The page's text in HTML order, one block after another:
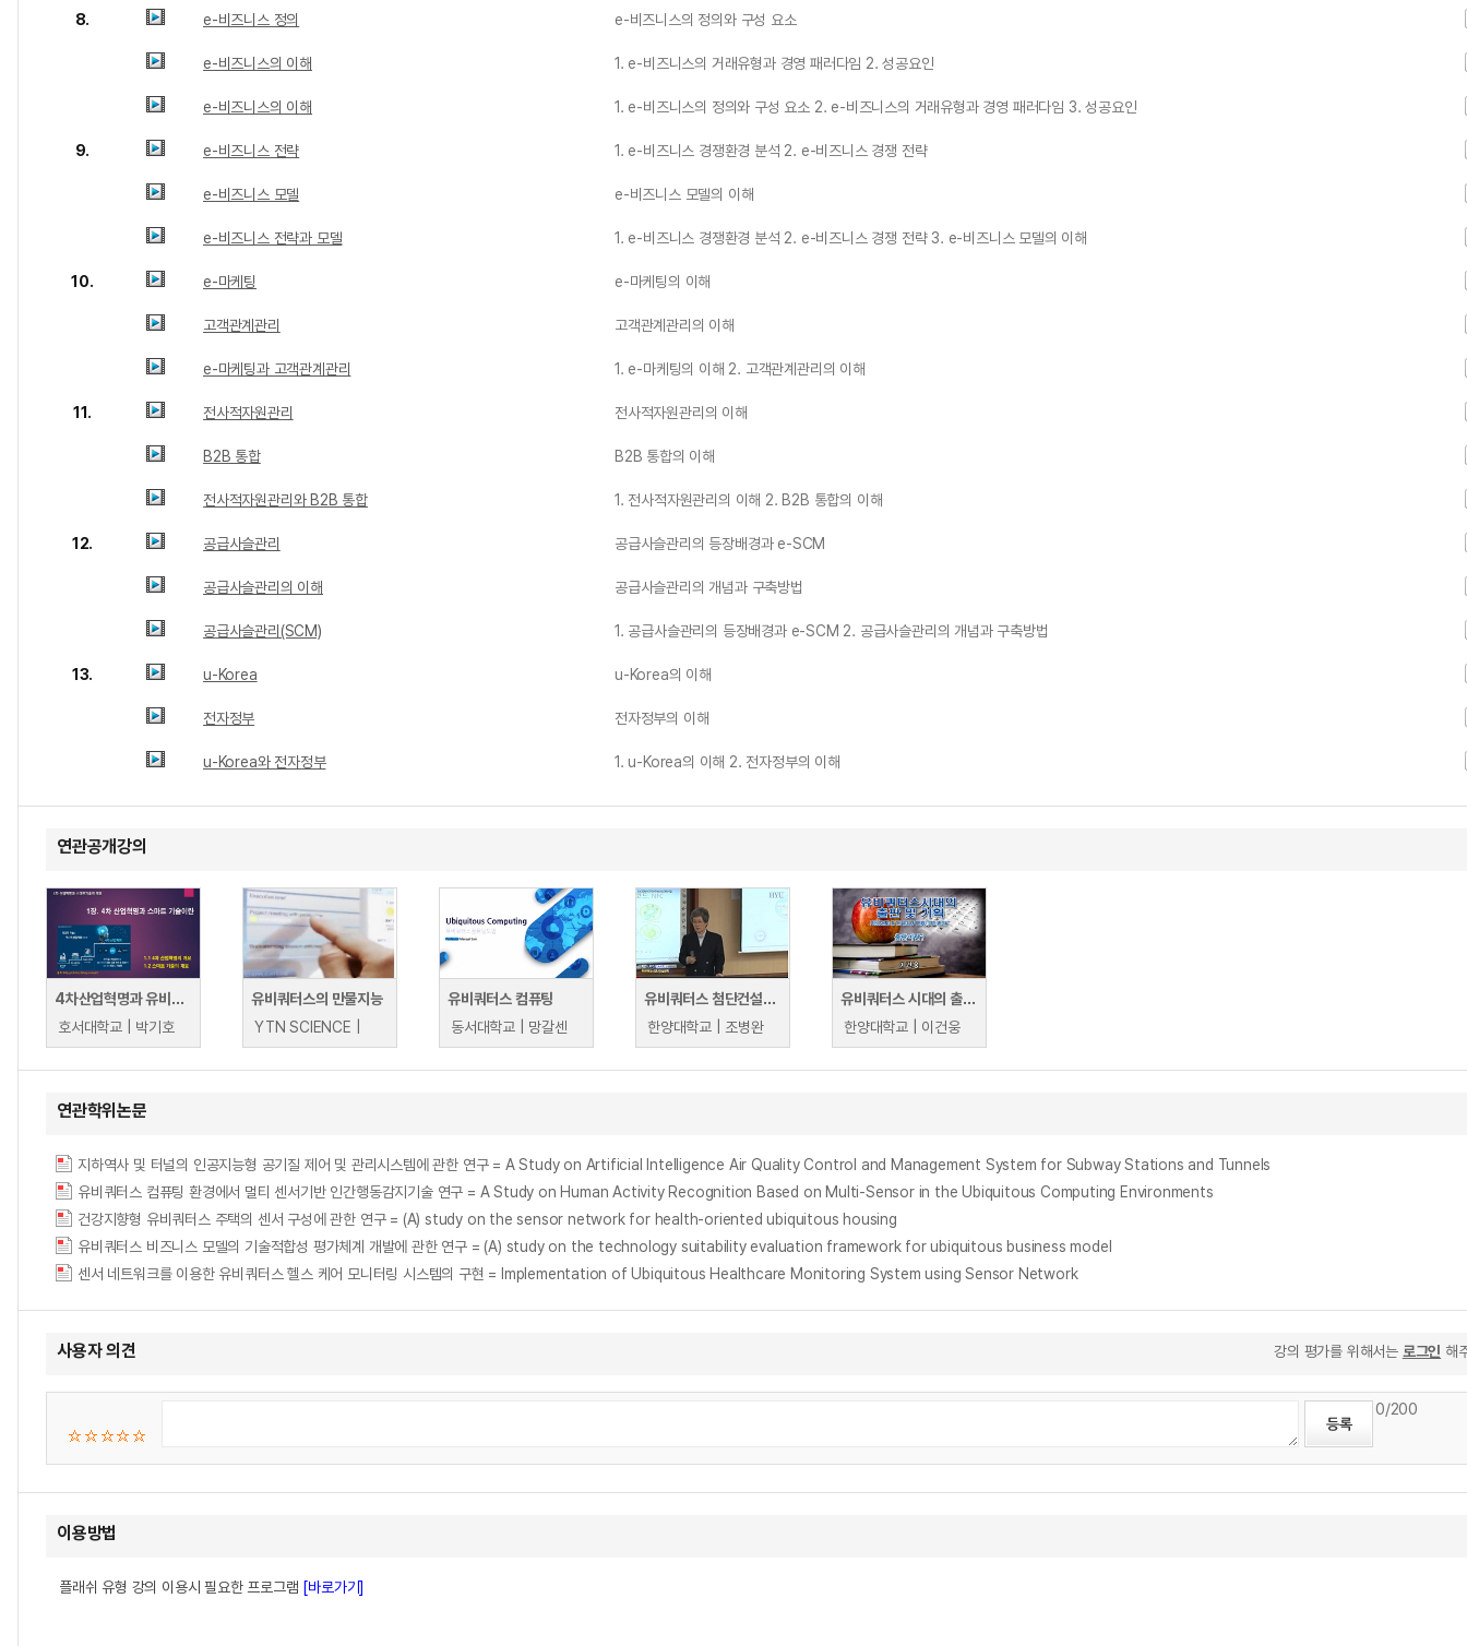
8. e-비즈니스 정의 e-비즈니스의 정의와 구성 요소
e-비즈니스의 이해 1. e-비즈니스의 거래유형과 경영 패러다임 2. 성공요인
e-비즈니스의 이해 1. e-비즈니스의 정의와 구성 요소 2. e-비즈니스의 거래유형과 경영 패러다임 3. 성공요인
9. e-비즈니스 전략 1. e-비즈니스 경쟁환경 분석 2. e-비즈니스 경쟁 전략
e-비즈니스 모델 e-비즈니스 모델의 이해
e-비즈니스 전략과 모델 1. e-비즈니스 경쟁환경 분석 2. e-비즈니스 경쟁 전략 3. e-비즈니스 모델의 이해
10. e-마케팅 e-마케팅의 이해
고객관계관리 고객관계관리의 이해
e-마케팅과 고객관계관리 1. e-마케팅의 이해 2. 고객관계관리의 이해
11. 전사적자원관리 전사적자원관리의 이해
B2B 통합 B2B 통합의 이해
전사적자원관리와 B2B 통합 1. 전사적자원관리의 이해 2. B2B 통합의 이해
12. 공급사슬관리 공급사슬관리의 등장배경과 e-SCM
공급사슬관리의 이해 공급사슬관리의 개념과 구축방법
공급사슬관리(SCM) 1. 공급사슬관리의 등장배경과 e-SCM 2. 공급사슬관리의 개념과 구축방법
13. u-Korea u-Korea의 이해
전자정부 전자정부의 이해
u-Korea와 전자정부 1. u-Korea의 이해 2. 전자정부의 이해
연관공개강의
4차산업혁명과 유비쿼터스사회
호서대학교 | 박기호
유비쿼터스의 만물지능
YTN SCIENCE |
유비쿼터스 컴퓨팅
동서대학교 | 망갈센
유비쿼터스 첨단건설공학
한양대학교 | 조병완
유비쿼터스 시대의 출판 및 기획
한양대학교 | 이건웅
연관학위논문
지하역사 및 터널의 인공지능형 공기질 제어 및 관리시스템에 관한 연구 = A Study on Artificial Intelligence Air Quality Control and Management System for Subway Stations and Tunnels
유비쿼터스 컴퓨팅 환경에서 멀티 센서기반 인간행동감지기술 연구 = A Study on Human Activity Recognition Based on Multi-Sensor in the Ubiquitous Computing Environments
건강지향형 유비쿼터스 주택의 센서 구성에 관한 연구 = (A) study on the sensor network for health-oriented ubiquitous housing
유비쿼터스 비즈니스 모델의 기술적합성 평가체계 개발에 관한 연구 = (A) study on the technology suitability evaluation framework for ubiquitous business model
센서 네트워크를 이용한 유비쿼터스 헬스 케어 모니터링 시스템의 구현 = Implementation of Ubiquitous Healthcare Monitoring System using Sensor Network
사용자 의견 강의 평가를 위해서는 로그인 해
0/200
이용방법
플래쉬 유형 강의 이용시 필요한 프로그램 [바로가기]